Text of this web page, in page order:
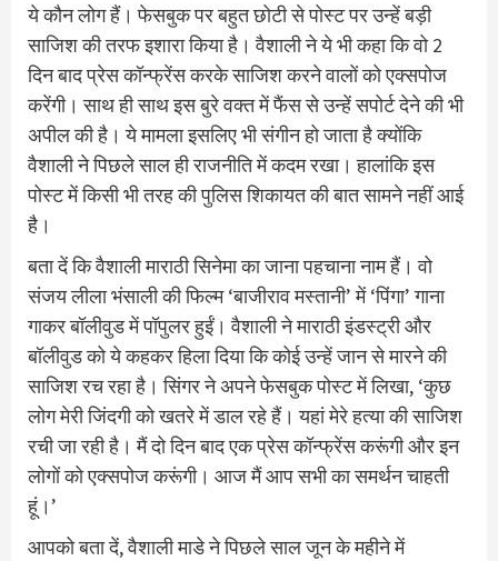
ये कौन लोग हैं। फेसबुक पर बहुत छोटी से पोस्ट पर उन्हें बड़ी
साजिश की तरफ इशारा किया है। वैशाली ने ये भी कहा कि वो 2
दिन बाद प्रेस कॉन्फ्रेंस करके साजिश करने वालों को एक्सपोज
करेंगी। साथ ही साथ इस बुरे वक्त में फैंस से उन्हें सपोर्ट देने की भी
अपील की है। ये मामला इसलिए भी संगीन हो जाता है क्योंकि
वैशाली ने पिछले साल ही राजनीति में कदम रखा। हालांकि इस
पोस्ट में किसी भी तरह की पुलिस शिकायत की बात सामने नहीं आई
है।
बता दें कि वैशाली माराठी सिनेमा का जाना पहचाना नाम हैं। वो
संजय लीला भंसाली की फिल्म ‘बाजीराव मस्तानी’ में ‘पिंगा’ गाना
गाकर बॉलीवुड में पॉपुलर हुईं। वैशाली ने माराठी इंडस्ट्री और
बॉलीवुड को ये कहकर हिला दिया कि कोई उन्हें जान से मारने की
साजिश रच रहा है। सिंगर ने अपने फेसबुक पोस्ट में लिखा, ‘कुछ
लोग मेरी जिंदगी को खतरे में डाल रहे हैं। यहां मेरे हत्या की साजिश
रची जा रही है। मैं दो दिन बाद एक प्रेस कॉन्फ्रेंस करूंगी और इन
लोगों को एक्सपोज करूंगी। आज मैं आप सभी का समर्थन चाहती
हूं।’
आपको बता दें, वैशाली माडे ने पिछले साल जून के महीने में